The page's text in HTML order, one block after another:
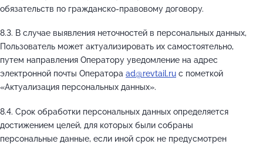
обязательств по гражданско-правовому договору.
8.3. В случае выявления неточностей в персональных данных,
Пользователь может актуализировать их самостоятельно,
путем направления Оператору уведомление на адрес
электронной почты Оператора ad@revtail.ru с пометкой
«Актуализация персональных данных».
8.4. Срок обработки персональных данных определяется
достижением целей, для которых были собраны
персональные данные, если иной срок не предусмотрен